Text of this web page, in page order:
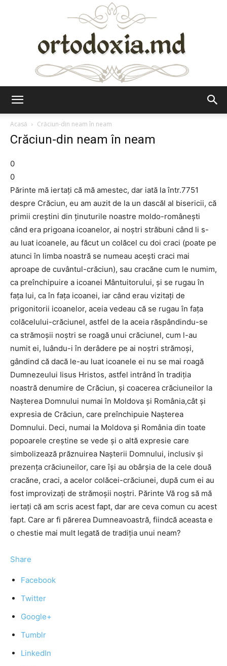
Acasă
Crăciun-din neam în neam
Crăciun-din neam în neam
0
0
Părinte mă iertaţi că mă amestec, dar iată la într.7751
despre Crăciun, eu am auzit de la un dascăl al bisericii, că
primii creştini din ţinuturile noastre moldo-româneşti
când era prigoana icoanelor, ai noştri străbuni când li s-
au luat icoanele, au făcut un colăcel cu doi craci (poate pe
atunci în limba noastră se numeau aceşti craci mai
aproape de cuvântul-crăciun), sau cracăne cum le numim,
ca preînchipuire a icoanei Mântuitorului, şi se rugau în
faţa lui, ca în faţa icoanei, iar când erau vizitaţi de
prigonitorii icoanelor, aceia vedeau că se rugau în faţa
colăcelului-crăciunel, astfel de la aceia răspândindu-se
ca strămoşii noştri se roagă unui crăciunel, cum l-au
numit ei, luându-i în derâdere pe ai noştri strămoşi,
gândind că dacă le-au luat icoanele ei nu se mai roagă
Dumnezeului Iisus Hristos, astfel intrând în tradiţia
noastră denumire de Crăciun, şi coacerea crăciuneilor la
Naşterea Domnului numai în Moldova şi România,cât şi
expresia de Crăciun, care preînchipuie Naşterea
Domnului. Deci, numai la Moldova şi România din toate
popoarele creştine se vede şi o altă expresie care
simbolizează prăznuirea Naşterii Domnului, inclusiv şi
prezenţa crăciuneilor, care îşi au obârşia de la cele două
cracăne, craci, a acelor colăcei-crăciunei, după cum ei au
fost improvizaţi de strămoşii noştri. Părinte Vă rog să mă
iertaţi că am scris acest fapt, dar are ceva comun cu acest
fapt. Care ar fi părerea Dumneavoastră, fiindcă aceasta e
o chestie mai mult legată de tradiţia unui neam?
Share
Facebook
Twitter
Google+
Tumblr
LinkedIn